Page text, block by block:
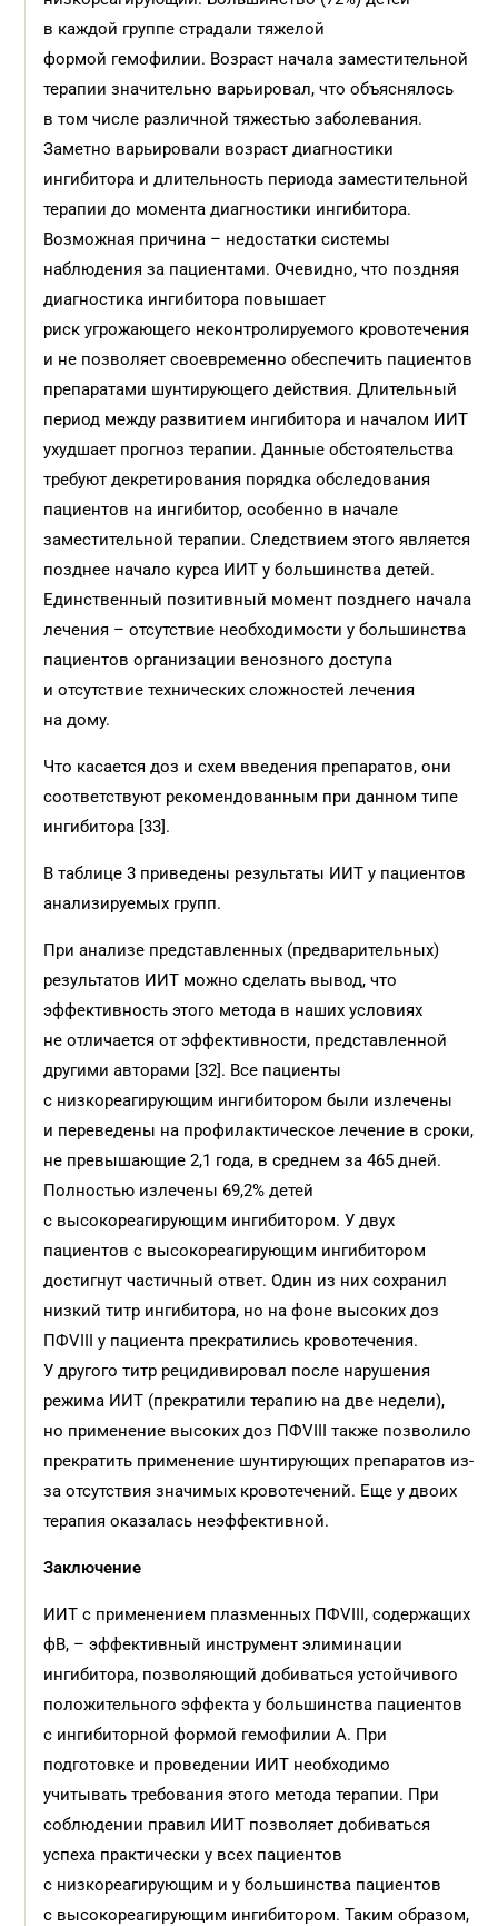
в каждой группе страдали тяжелой
формой гемофилии. Возраст начала заместительной
терапии значительно варьировал, что объяснялось
в том числе различной тяжестью заболевания.
Заметно варьировали возраст диагностики
ингибитора и длительность периода заместительной
терапии до момента диагностики ингибитора.
Возможная причина – недостатки системы
наблюдения за пациентами. Очевидно, что поздняя
диагностика ингибитора повышает
риск угрожающего неконтролируемого кровотечения
и не позволяет своевременно обеспечить пациентов
препаратами шунтирующего действия. Длительный
период между развитием ингибитора и началом ИИТ
ухудшает прогноз терапии. Данные обстоятельства
требуют декретирования порядка обследования
пациентов на ингибитор, особенно в начале
заместительной терапии. Следствием этого является
позднее начало курса ИИТ у большинства детей.
Единственный позитивный момент позднего начала
лечения – отсутствие необходимости у большинства
пациентов организации венозного доступа
и отсутствие технических сложностей лечения
на дому.
Что касается доз и схем введения препаратов, они
соответствуют рекомендованным при данном типе
ингибитора [33].
В таблице 3 приведены результаты ИИТ у пациентов
анализируемых групп.
При анализе представленных (предварительных)
результатов ИИТ можно сделать вывод, что
эффективность этого метода в наших условиях
не отличается от эффективности, представленной
другими авторами [32]. Все пациенты
с низкореагирующим ингибитором были излечены
и переведены на профилактическое лечение в сроки,
не превышающие 2,1 года, в среднем за 465 дней.
Полностью излечены 69,2% детей
с высокореагирующим ингибитором. У двух
пациентов с высокореагирующим ингибитором
достигнут частичный ответ. Один из них сохранил
низкий титр ингибитора, но на фоне высоких доз
ПФVIII у пациента прекратились кровотечения.
У другого титр рецидивировал после нарушения
режима ИИТ (прекратили терапию на две недели),
но применение высоких доз ПФVIII также позволило
прекратить применение шунтирующих препаратов из-
за отсутствия значимых кровотечений. Еще у двоих
терапия оказалась неэффективной.
Заключение
ИИТ с применением плазменных ПФVIII, содержащих
фВ, – эффективный инструмент элиминации
ингибитора, позволяющий добиваться устойчивого
положительного эффекта у большинства пациентов
с ингибиторной формой гемофилии А. При
подготовке и проведении ИИТ необходимо
учитывать требования этого метода терапии. При
соблюдении правил ИИТ позволяет добиваться
успеха практически у всех пациентов
с низкореагирующим и у большинства пациентов
с высокореагирующим ингибитором. Таким образом,